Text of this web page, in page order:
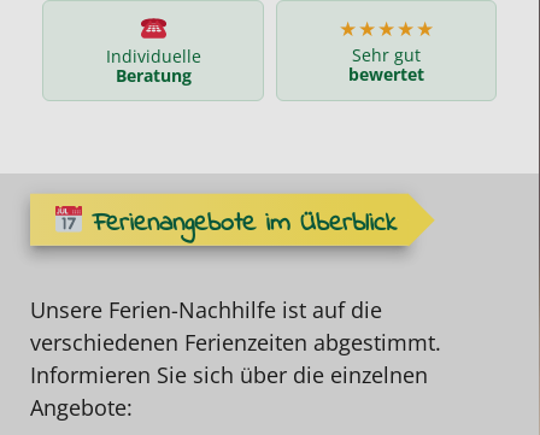
Individuelle
Beratung
★★★★★
Sehr gut
bewertet
Ferienangebote im Überblick
Unsere Ferien-Nachhilfe ist auf die
verschiedenen Ferienzeiten abgestimmt.
Informieren Sie sich über die einzelnen
Angebote: